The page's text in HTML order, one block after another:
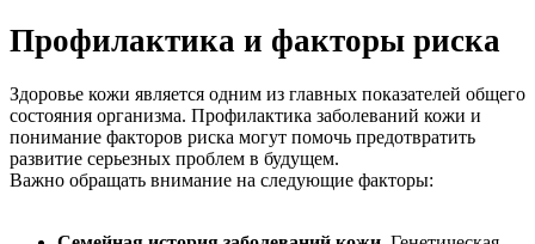
Профилактика и факторы риска
Здоровье кожи является одним из главных показателей общего
состояния организма. Профилактика заболеваний кожи и
понимание факторов риска могут помочь предотвратить
развитие серьезных проблем в будущем.
Важно обращать внимание на следующие факторы: